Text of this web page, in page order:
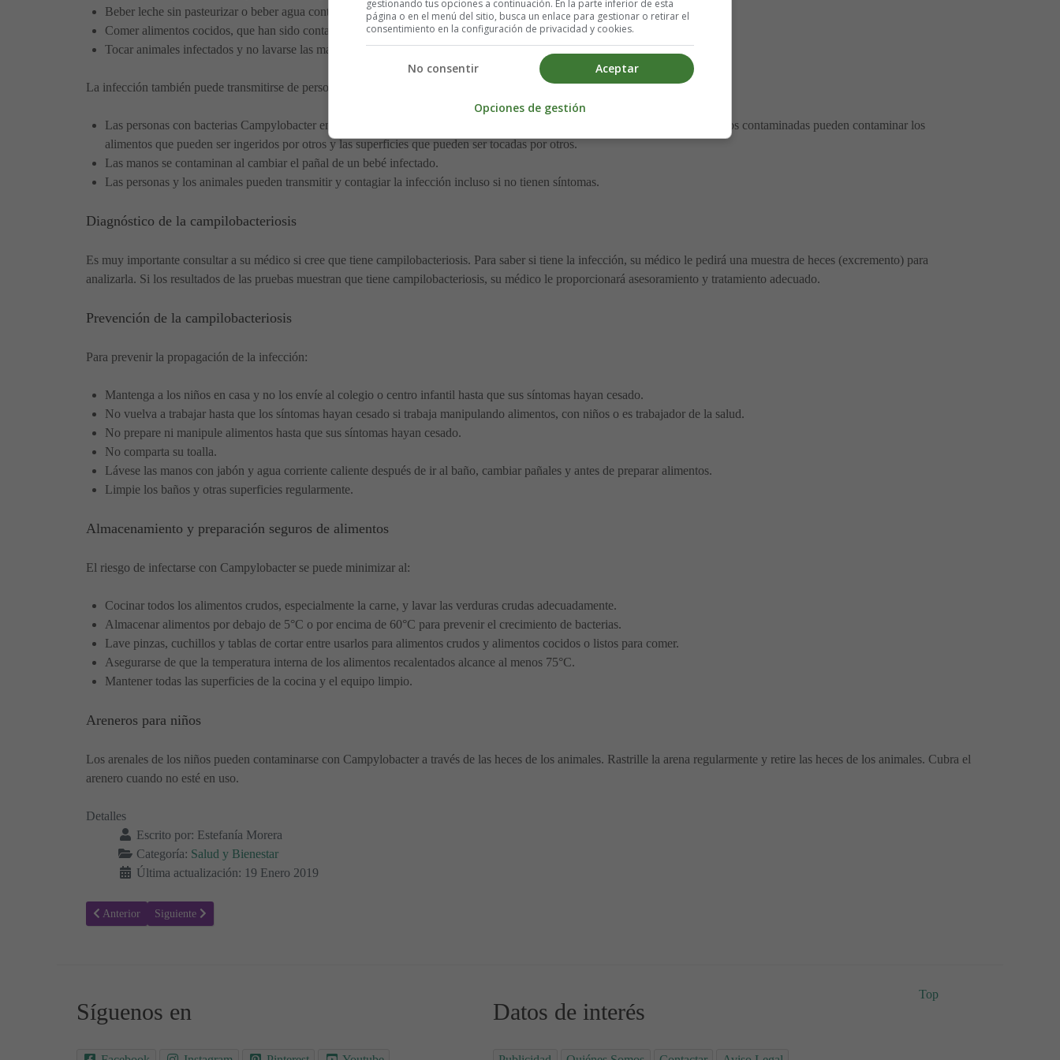
Beber leche sin pasteurizar o beber agua contaminada con Campylobacter.
Comer alimentos cocidos, que han sido contaminados con bacterias Campylobacter de alimentos crudos.
Tocar animales infectados y no lavarse las manos después.
La infección también puede transmitirse de persona a persona cuando:
Las personas con bacterias Campylobacter en sus heces no se lavan las manos adecuadamente después de ir al baño. Las manos contaminadas pueden contaminar los
alimentos que pueden ser ingeridos por otros y las superficies que pueden ser tocadas por otros.
Las manos se contaminan al cambiar el pañal de un bebé infectado.
Las personas y los animales pueden transmitir y contagiar la infección incluso si no tienen síntomas.
Diagnóstico de la campilobacteriosis
Es muy importante consultar a su médico si cree que tiene campilobacteriosis. Para saber si tiene la infección, su médico le pedirá una muestra de heces (excremento) para
analizarla. Si los resultados de las pruebas muestran que tiene campilobacteriosis, su médico le proporcionará asesoramiento y tratamiento adecuado.
Prevención de la campilobacteriosis
Para prevenir la propagación de la infección:
Mantenga a los niños en casa y no los envíe al colegio o centro infantil hasta que sus síntomas hayan cesado.
No vuelva a trabajar hasta que los síntomas hayan cesado si trabaja manipulando alimentos, con niños o es trabajador de la salud.
No prepare ni manipule alimentos hasta que sus síntomas hayan cesado.
No comparta su toalla.
Lávese las manos con jabón y agua corriente caliente después de ir al baño, cambiar pañales y antes de preparar alimentos.
Limpie los baños y otras superficies regularmente.
Almacenamiento y preparación seguros de alimentos
El riesgo de infectarse con Campylobacter se puede minimizar al:
Cocinar todos los alimentos crudos, especialmente la carne, y lavar las verduras crudas adecuadamente.
Almacenar alimentos por debajo de 5°C o por encima de 60°C para prevenir el crecimiento de bacterias.
Lave pinzas, cuchillos y tablas de cortar entre usarlos para alimentos crudos y alimentos cocidos o listos para comer.
Asegurarse de que la temperatura interna de los alimentos recalentados alcance al menos 75°C.
Mantener todas las superficies de la cocina y el equipo limpio.
Areneros para niños
Los arenales de los niños pueden contaminarse con Campylobacter a través de las heces de los animales. Rastrille la arena regularmente y retire las heces de los animales. Cubra el
arenero cuando no esté en uso.
Detalles
Escrito por: Estefanía Morera
Categoría: Salud y Bienestar
Última actualización: 19 Enero 2019
Artículo anterior: Hemorroides - Síntomas, causas, tratamiento y prevención
Anterior Artículo siguiente: Cafeína - Efectos sobre el organismo
Siguiente
Síguenos en Datos de interés
Top
gestionando tus opciones a continuación. En la parte inferior de esta
página o en el menú del sitio, busca un enlace para gestionar o retirar el
consentimiento en la configuración de privacidad y cookies.
Aceptar
No consentir
Opciones de gestión